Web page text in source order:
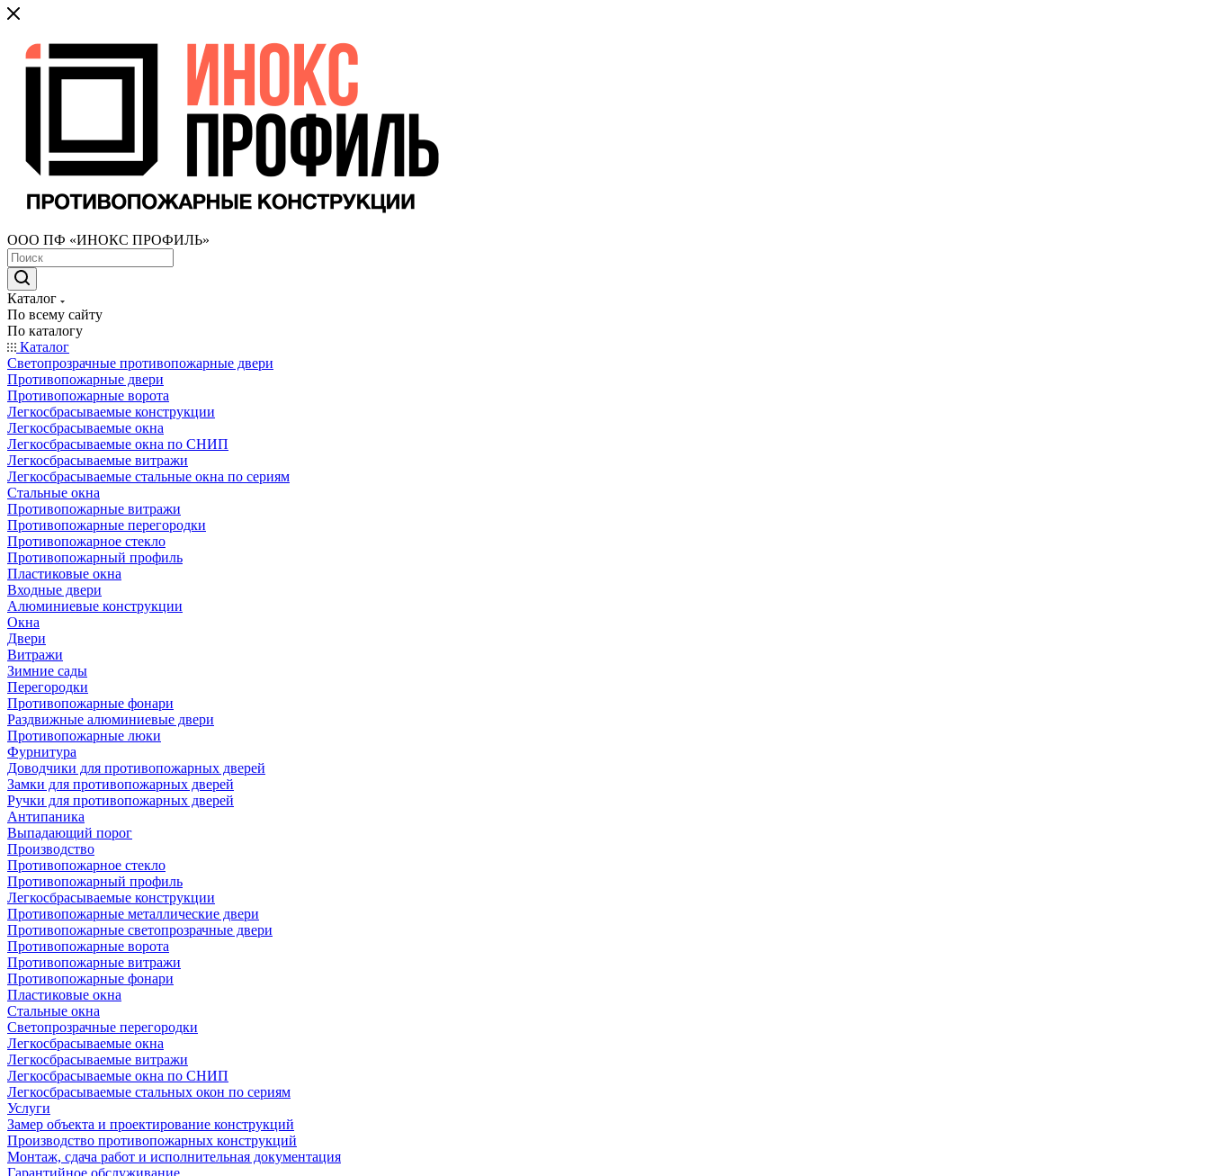
ООО ПФ «ИНОКС ПРОФИЛЬ»
Каталог
По всему сайту
По каталогу
Каталог
Светопрозрачные противопожарные двери
Противопожарные двери
Противопожарные ворота
Легкосбрасываемые конструкции
Легкосбрасываемые окна
Легкосбрасываемые окна по СНИП
Легкосбрасываемые витражи
Легкосбрасываемые стальные окна по сериям
Стальные окна
Противопожарные витражи
Противопожарные перегородки
Противопожарное стекло
Противопожарный профиль
Пластиковые окна
Входные двери
Алюминиевые конструкции
Окна
Двери
Витражи
Зимние сады
Перегородки
Противопожарные фонари
Раздвижные алюминиевые двери
Противопожарные люки
Фурнитура
Доводчики для противопожарных дверей
Замки для противопожарных дверей
Ручки для противопожарных дверей
Антипаника
Выпадающий порог
Производство
Противопожарное стекло
Противопожарный профиль
Легкосбрасываемые конструкции
Противопожарные металлические двери
Противопожарные светопрозрачные двери
Противопожарные ворота
Противопожарные витражи
Противопожарные фонари
Пластиковые окна
Стальные окна
Светопрозрачные перегородки
Легкосбрасываемые окна
Легкосбрасываемые витражи
Легкосбрасываемые окна по СНИП
Легкосбрасываемые стальных окон по сериям
Услуги
Замер объекта и проектирование конструкций
Производство противопожарных конструкций
Монтаж, сдача работ и исполнительная документация
Гарантийное обслуживание